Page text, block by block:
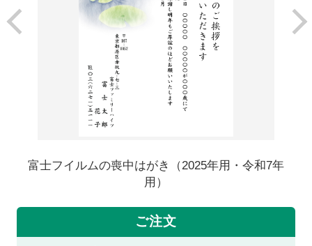
富士フイルムの喪中はがき（2025年用・令和7年
用）
ご注文